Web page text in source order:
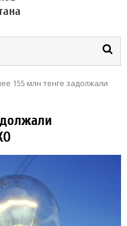
155 млн тенге задолжали